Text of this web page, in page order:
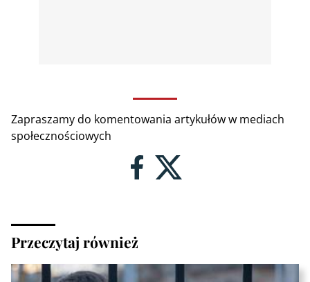
Zapraszamy do komentowania artykułów w mediach
społecznościowych
Przeczytaj również